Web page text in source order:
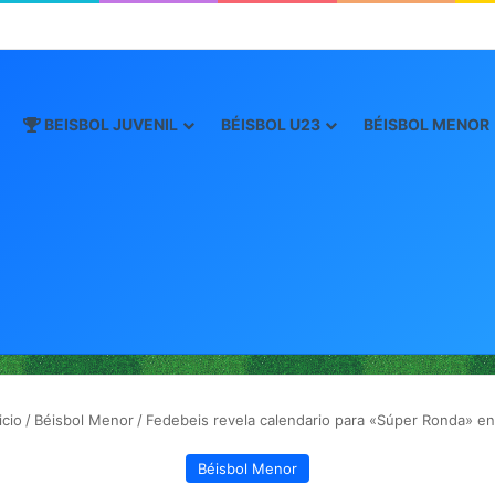
BEISBOL JUVENIL BÉISBOL U23 BÉISBOL MENOR
/ Béisbol Menor / Fedebeis revela calendario para «Súper Ronda»
Béisbol Menor